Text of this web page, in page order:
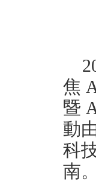
焦
暨
動
科
南。